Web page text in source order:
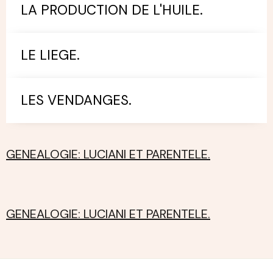
LA PRODUCTION DE L'HUILE.
LE LIEGE.
LES VENDANGES.
GENEALOGIE: LUCIANI ET PARENTELE.
GENEALOGIE: LUCIANI ET PARENTELE.